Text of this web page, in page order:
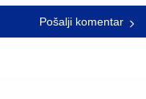
Pošalji komentar